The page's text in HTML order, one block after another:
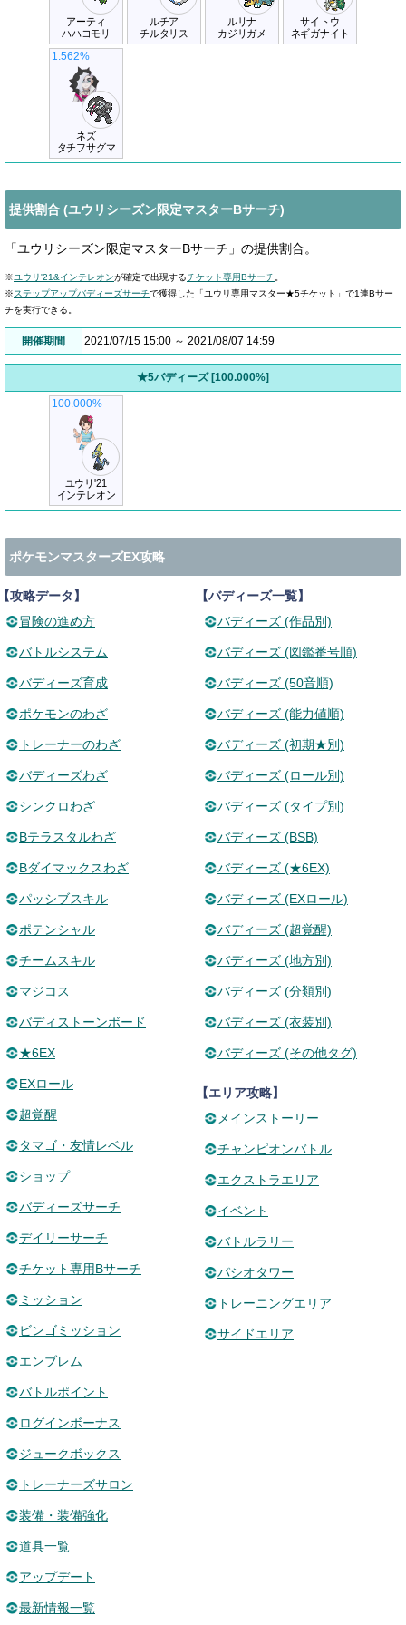
アーティ
ハハコモリ
ルチア
チルタリス
ルリナ
カジリガメ
サイトウ
ネギガナイト
ネズ
タチフサグマ
1.562%
提供割合 (ユウリシーズン限定マスターBサーチ)
「ユウリシーズン限定マスターBサーチ」の提供割合。
※ユウリ'21&インテレオンが確定で出現するチケット専用Bサーチ
※ステップアップバディーズサーチで獲得した「ユウリ専用マスター★5チケット」で1連Bサー
チを実行できる。
開催期間 2021/07/15 15:00 ～ 2021/08/07 14:59
★5バディーズ [100.000%]
ユウリ'21
インテレオン
100.000%
ポケモンマスターズEX攻略
攻略データ】
冒険の進め方
バトルシステム
バディーズ育成
ポケモンのわざ
トレーナーのわざ
バディーズわざ
シンクロわざ
Bテラスタルわざ
Bダイマックスわざ
パッシブスキル
ポテンシャル
チームスキル
マジコス
バディストーンボード
★6EX
EXロール
超覚醒
タマゴ・友情レベル
ショップ
バディーズサーチ
デイリーサーチ
チケット専用Bサーチ
ミッション
ビンゴミッション
エンブレム
バトルポイント
ログインボーナス
ジュークボックス
トレーナーズサロン
装備・装備強化
道具一覧
アップデート
最新情報一覧
【バディーズ一覧】
バディーズ (作品別)
バディーズ (図鑑番号順)
バディーズ (50音順)
バディーズ (能力値順)
バディーズ (初期★別)
バディーズ (ロール別)
バディーズ (タイプ別)
バディーズ (BSB)
バディーズ (★6EX)
バディーズ (EXロール)
バディーズ (超覚醒)
バディーズ (地方別)
バディーズ (分類別)
バディーズ (衣装別)
バディーズ (その他タグ)
【エリア攻略】
メインストーリー
チャンピオンバトル
エクストラエリア
イベント
バトルラリー
パシオタワー
トレーニングエリア
サイドエリア